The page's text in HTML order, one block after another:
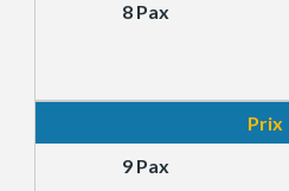
Prix